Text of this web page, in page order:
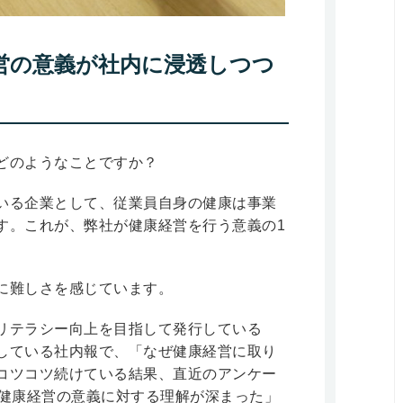
の意義が社内に浸透しつつ
ようなことですか？
企業として、従業員自身の健康は事業
。これが、弊社が健康経営を行う意義の1
しさを感じています。
テラシー向上を目指して発行している
いる社内報で、「なぜ健康経営に取り
コツ続けている結果、直近のアンケー
経営の意義に対する理解が深まった」